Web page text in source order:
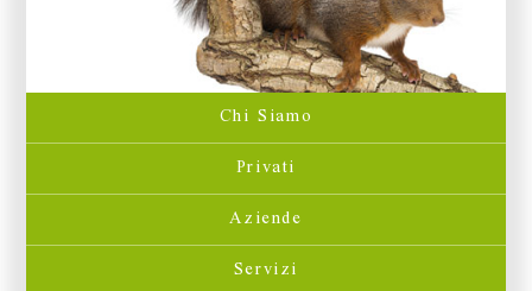
Chi Siamo
Privati
Aziende
Servizi